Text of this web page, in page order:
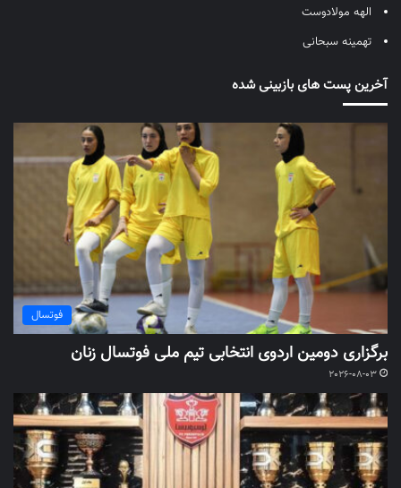
الهه مولادوست
تهمینه سبحانی
آخرین پست های بازبینی شده
فوتسال
برگزاری دومین اردوی انتخابی تیم ملی فوتسال زنان
2026-08-03